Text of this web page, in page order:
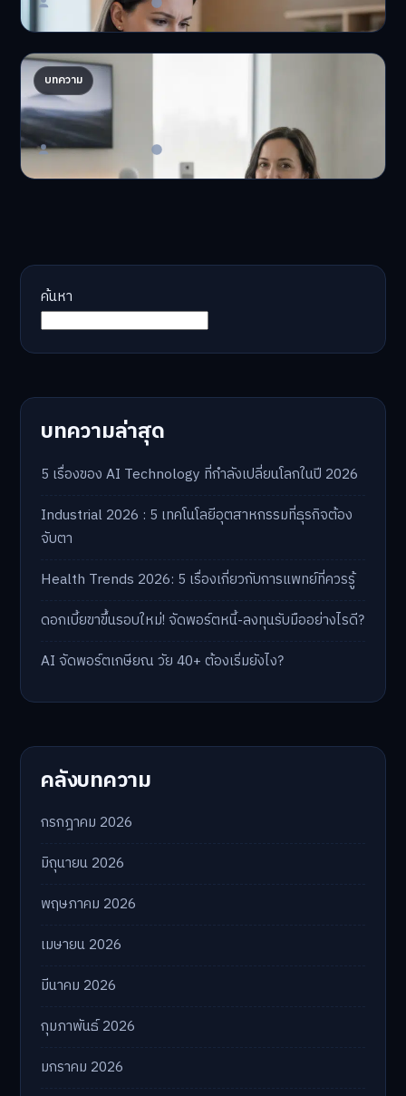
บทความ
AI จัดพอร์ตให้ปัง! เทรนด์ลงทุนยุคใหม่ ไม่ต้องเฝ้า
จอ
AI จัดพอร์ตให้ปัง! หมด…
Master Bussiness 23 มิถุนายน 2026
ค้นหา
บทความล่าสุด
5 เรื่องของ AI Technology ที่กำลังเปลี่ยนโลกในปี 2026
Industrial 2026 : 5 เทคโนโลยีอุตสาหกรรมที่ธุรกิจต้อง
จับตา
Health Trends 2026: 5 เรื่องเกี่ยวกับการแพทย์ที่ควรรู้
ดอกเบี้ยขาขึ้นรอบใหม่! จัดพอร์ตหนี้-ลงทุนรับมืออย่างไรดี?
AI จัดพอร์ตเกษียณ วัย 40+ ต้องเริ่มยังไง?
คลังบทความ
กรกฎาคม 2026
มิถุนายน 2026
พฤษภาคม 2026
เมษายน 2026
มีนาคม 2026
กุมภาพันธ์ 2026
มกราคม 2026